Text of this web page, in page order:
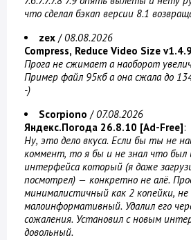
что сделал бэкап версии 8.1
zex /08.08.2026
Compress, Reduce Video Size
Прога не сжимает а наоборот
Пример файл 95кб а она сжала до
-)
Scorpiono /07.08.2026
Яндекс.Погода 26.8.10 [Ad-Free]:
Ну, это дело вкуса. Если бы ты не
коммент, то я бы и не знал что
интерфейса который (я даже
посмотрел) — конкретно не алё.
минималистичный как 2 копейки,
малоинформативный. Удалил его
сожаления. Установил с новым
довольный.